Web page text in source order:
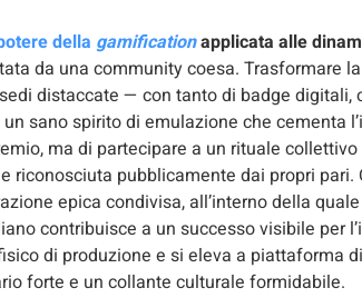
della gamificationapplicata alle
da una community coesa. Trasformare
distaccate — con tanto di badge digitali,
sano spirito di emulazione che cementa
ma di partecipare a un rituale
riconosciuta pubblicamente dai propri pari.
epica condivisa, all’interno della
contribuisce a un successo visibile per
di produzione e si eleva a piattaforma
forte e un collante culturale formidabile.